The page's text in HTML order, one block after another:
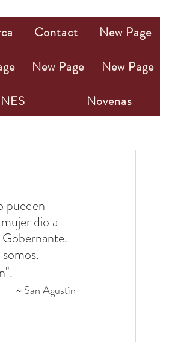
pueden
dio a
~ San Agustín
Contact
New Page
New Page
New Page
Novenas